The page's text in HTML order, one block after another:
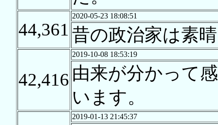
44,361
2020-05-23 18:08:51
昔の政治家は素
42,416
2019-10-08 18:53:19
由来が分かって
います。
2019-01-13 21:45:37